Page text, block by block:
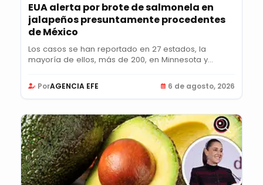
EUA alerta por brote de salmonela en
jalapeños presuntamente procedentes
de México
Los casos se han reportado en 27 estados, la
mayoría de ellos, más de 200, en Minnesota y
PorAGENCIA EFE 6 de agosto, 2026